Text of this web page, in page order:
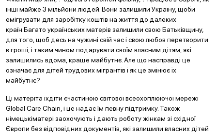
інші майже 3 мільйони людей. Вони залишили Україну, щоби
емігрувати для заробітку коштів на життя до далеких
країн.Багато українських матерів залишили свою Батьківщину,
для того, щоб десь на чужині свій час і свою любов перетворити
в гроші, і таким чином подарувати своїм власним дітям, які
залишились вдома, краще майбутнє. Але що насправді це
означає для дітей трудових мігрантів і як це змінює їх
майбутнє?
Ці матеріта їхдіти єчастиною світової всеохоплюючої мережі
Global Care Chain, і це надає їм певну підтримку. Також
німецькіматері заохочують і дають роботу жінкам зі східної
Європи без відповідних документів, які залишили власних дітей